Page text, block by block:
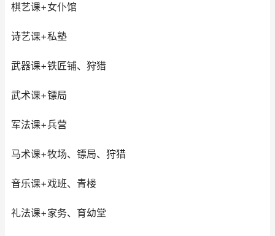
棋艺课+女仆馆
诗艺课+私塾
武器课+铁匠铺、狩猎
武术课+镖局
军法课+兵营
马术课+牧场、镖局、狩猎
音乐课+戏班、青楼
礼法课+家务、育幼堂